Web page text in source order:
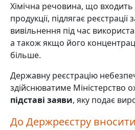
Хімічна речовина, що входить
продукції, підлягає
вивільнення під час
а також якщо його
більше.
Державну реєстрацію
здійснюватиме Міністерство
підставі заяви, яку подає
До Держреєстру